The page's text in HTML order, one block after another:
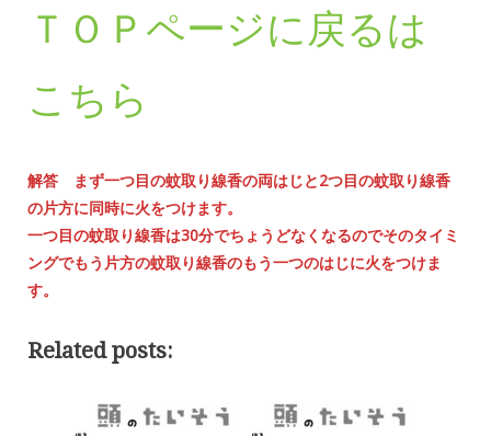
ＴＯＰページに戻るは
こちら
解答 まず一つ目の蚊取り線香の両はじと2つ目の蚊取り線香
の片方に同時に火をつけます。
一つ目の蚊取り線香は30分でちょうどなくなるのでそのタイミ
ングでもう片方の蚊取り線香のもう一つのはじに火をつけま
す。
Related posts: